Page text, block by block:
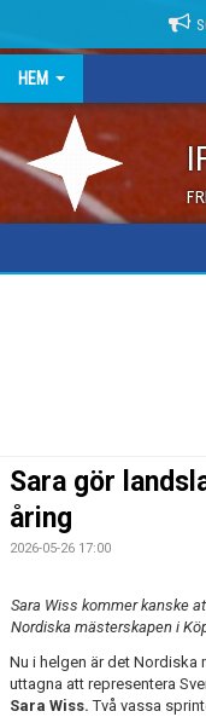
HEM
Sara gör
åring
2026-05-26 17:00
Sara Wiss kommer kanske
Nordiska mästerskapen i
Nu i helgen är det Nordiska
uttagna att representera
Sara Wiss.Två vassa